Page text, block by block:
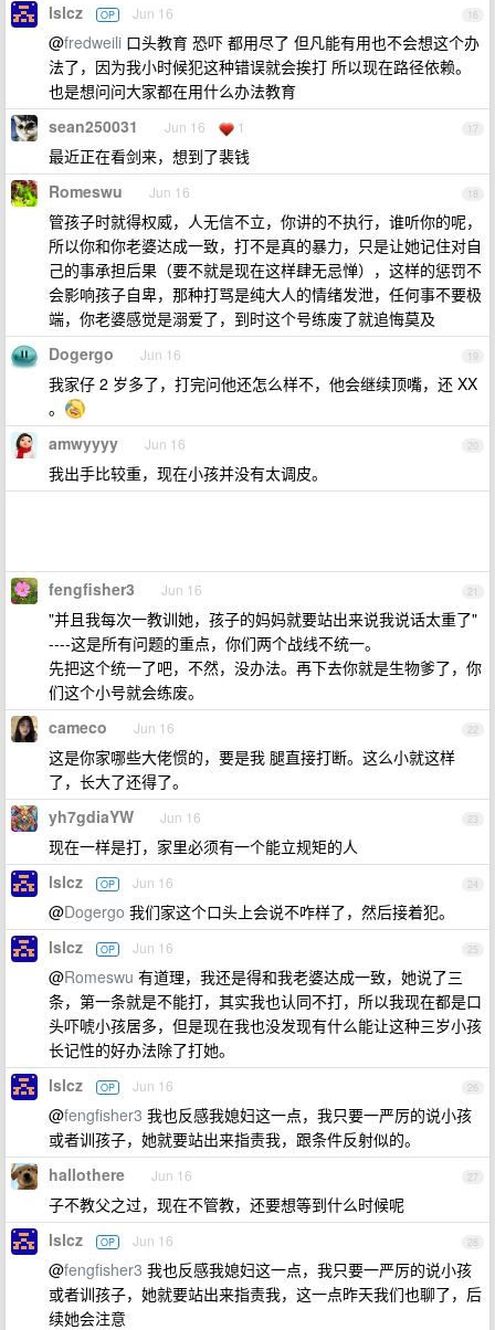
16
lslcz OP Jun 16
@fredweili 口头教育 恐吓 都用尽了 但凡能有用也不会想这个办
法了，因为我小时候犯这种错误就会挨打 所以现在路径依赖。
也是想问问大家都在用什么办法教育
17
sean250031 Jun 16 1
最近正在看剑来，想到了裴钱
18
Romeswu Jun 16
管孩子时就得权威，人无信不立，你讲的不执行，谁听你的呢，
所以你和你老婆达成一致，打不是真的暴力，只是让她记住对自
己的事承担后果（要不就是现在这样肆无忌惮），这样的惩罚不
会影响孩子自卑，那种打骂是纯大人的情绪发泄，任何事不要极
端，你老婆感觉是溺爱了，到时这个号练废了就追悔莫及
19
Dogergo Jun 16
我家仔 2 岁多了，打完问他还怎么样不，他会继续顶嘴，还 XX
。
20
amwyyyy Jun 16
我出手比较重，现在小孩并没有太调皮。
21
fengfisher3 Jun 16
"并且我每次一教训她，孩子的妈妈就要站出来说我说话太重了"
----这是所有问题的重点，你们两个战线不统一。
先把这个统一了吧，不然，没办法。再下去你就是生物爹了，你
们这个小号就会练废。
22
cameco Jun 16
这是你家哪些大佬惯的，要是我 腿直接打断。这么小就这样
了，长大了还得了。
23
yh7gdiaYW Jun 16
现在一样是打，家里必须有一个能立规矩的人
24
lslcz OP Jun 16
@Dogergo 我们家这个口头上会说不咋样了，然后接着犯。
25
lslcz OP Jun 16
@Romeswu 有道理，我还是得和我老婆达成一致，她说了三
条，第一条就是不能打，其实我也认同不打，所以我现在都是口
头吓唬小孩居多，但是现在我也没发现有什么能让这种三岁小孩
长记性的好办法除了打她。
26
lslcz OP Jun 16
@fengfisher3 我也反感我媳妇这一点，我只要一严厉的说小孩
或者训孩子，她就要站出来指责我，跟条件反射似的。
27
hallothere Jun 16
子不教父之过，现在不管教，还要想等到什么时候呢
28
lslcz OP Jun 16
@fengfisher3 我也反感我媳妇这一点，我只要一严厉的说小孩
或者训孩子，她就要站出来指责我，这一点昨天我们也聊了，后
续她会注意